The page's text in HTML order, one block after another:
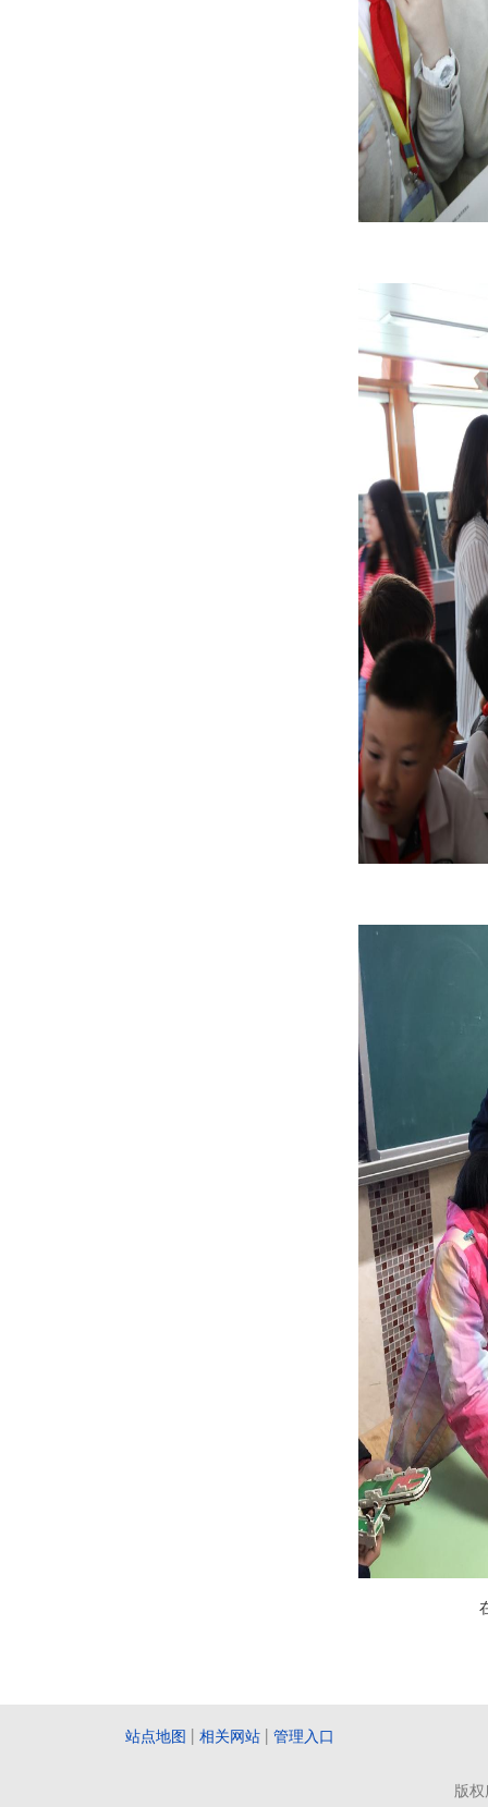
站点地图 相关网站 管理入口
版